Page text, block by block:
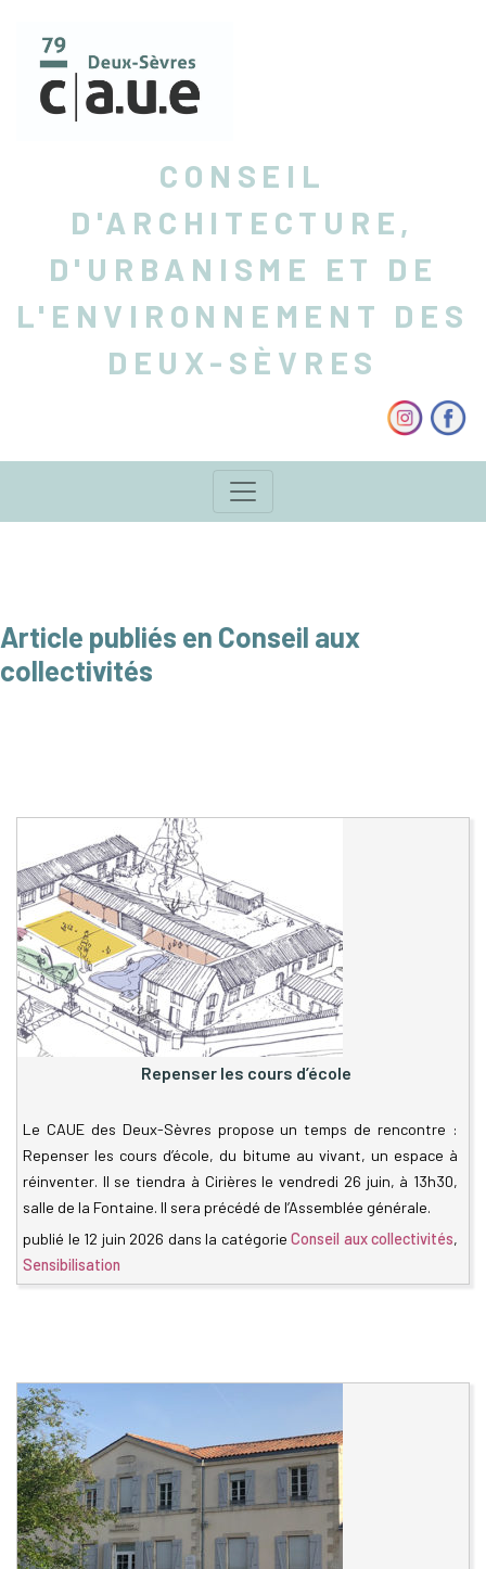
CONSEIL
D'ARCHITECTURE,
D'URBANISME ET DE
L'ENVIRONNEMENT DES
DEUX-SÈVRES
Article publiés en Conseil aux
collectivités
Repenser les cours d’école
Le CAUE des Deux-Sèvres propose un temps de rencontre :
Repenser les cours d’école, du bitume au vivant, un espace à
réinventer. Il se tiendra à Cirières le vendredi 26 juin, à 13h30,
salle de la Fontaine. Il sera précédé de l’Assemblée générale.
publié le 12 juin 2026 dans la catégorie Conseil aux collectivités,
Sensibilisation